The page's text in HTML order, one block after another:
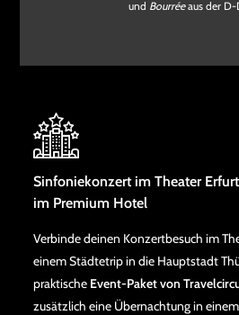
und Bourréeaus der D-
Sinfoniekonzert im Theater
im Premium Hotel
Verbinde deinen Konzertbesuch im
einem Städtetrip in die Hauptstadt
praktische Event-Paket von
zusätzlich eine Übernachtung in